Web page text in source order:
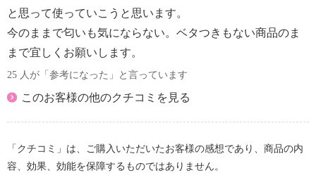
と思って使っていこうと思います。
今のままで匂いも気にならない。ベタつきもない商品のま
まで宜しくお願いします。
25 人が「参考になった」と言っています
このお客様の他のクチコミを見る
「クチコミ」は、ご購入いただいたお客様の感想であり、商品の内
容、効果、効能を保障するものではありません。